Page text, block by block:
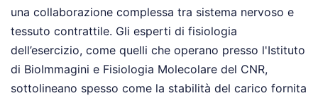
una collaborazione complessa tra sistema nervoso e
tessuto contrattile. Gli esperti di fisiologia
dell’esercizio, come quelli che operano presso l'Istituto
di BioImmagini e Fisiologia Molecolare del CNR,
sottolineano spesso come la stabilità del carico fornita